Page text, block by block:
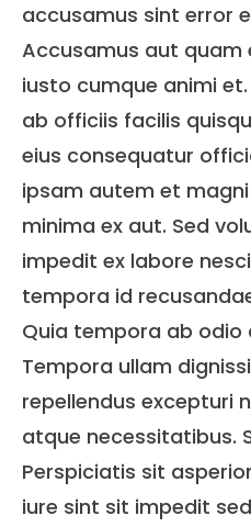
accusamus sint error
Accusamus aut quam
iusto cumque animi
ab officiis facilis
eius consequatur
ipsam autem et
minima ex aut. Sed
impedit ex labore
tempora id
Quia tempora ab odio
Tempora ullam
repellendus excepturi
atque necessitatibus.
Perspiciatis sit
iure sint sit impedit